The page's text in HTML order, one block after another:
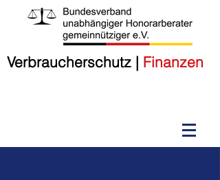
Verbraucherschutz | Finanzen